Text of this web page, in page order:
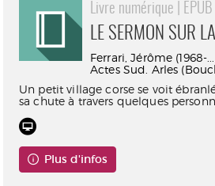
Livre numérique | EPUB
LE SERMON SUR
Ferrari, Jérôme (1968-
Actes Sud. Arles
Un petit village corse se voit
sa chute à travers quelques
Plus d'infos